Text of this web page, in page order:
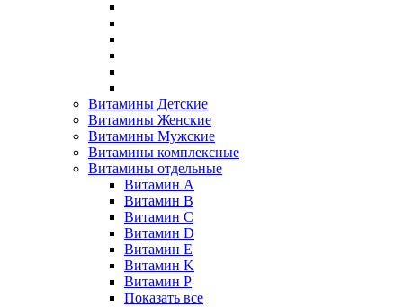
Витамины Детские
Витамины Женские
Витамины Мужские
Витамины комплексные
Витамины отдельные
Витамин A
Витамин B
Витамин C
Витамин D
Витамин E
Витамин K
Витамин P
Показать все